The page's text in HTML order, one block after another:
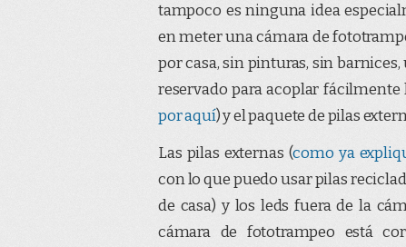
tampoco es ninguna idea
en meter una cámara de
por casa, sin pinturas, sin
reservado para acoplar
por aquí) y el paquete de pilas
Las pilas externas (como ya
con lo que puedo usar pilas
de casa) y los leds fuera de la
cámara de fototrampeo está